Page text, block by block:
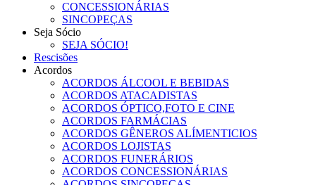
CONCESSIONÁRIAS
SINCOPEÇAS
Seja Sócio
SEJA SÓCIO!
Rescisões
Acordos
ACORDOS ÁLCOOL E BEBIDAS
ACORDOS ATACADISTAS
ACORDOS ÓPTICO,FOTO E CINE
ACORDOS FARMÁCIAS
ACORDOS GÊNEROS ALÍMENTICIOS
ACORDOS LOJISTAS
ACORDOS FUNERÁRIOS
ACORDOS CONCESSIONÁRIAS